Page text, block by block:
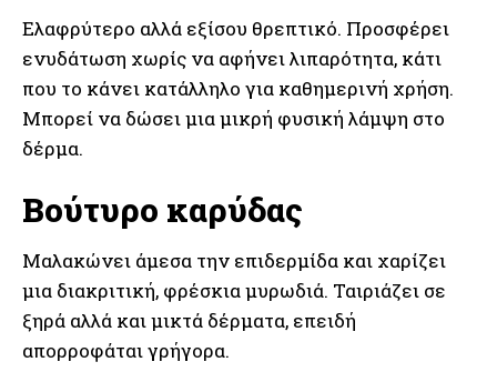
Ελαφρύτερο αλλά εξίσου θρεπτικό. Προσφέρει
ενυδάτωση χωρίς να αφήνει λιπαρότητα, κάτι
που το κάνει κατάλληλο για καθημερινή χρήση.
Μπορεί να δώσει μια μικρή φυσική λάμψη στο
δέρμα.
Βούτυρο καρύδας
Μαλακώνει άμεσα την επιδερμίδα και χαρίζει
μια διακριτική, φρέσκια μυρωδιά. Ταιριάζει σε
ξηρά αλλά και μικτά δέρματα, επειδή
απορροφάται γρήγορα.